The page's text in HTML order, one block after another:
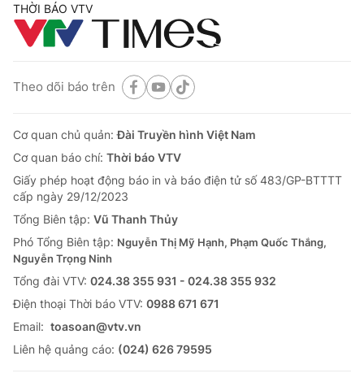
THỜI BÁO VTV
Theo dõi báo trên
Cơ quan chủ quản:Đài Truyền hình Việt Nam
Cơ quan báo chí: Thời báo VTV
Giấy phép hoạt động báo in và báo điện tử số 483/GP-BTTTT
cấp ngày 29/12/2023
Tổng Biên tập: Vũ Thanh Thủy
Phó Tổng Biên tập: Nguyễn Thị Mỹ Hạnh, Phạm Quốc Thắng,
Nguyễn Trọng Ninh
Tổng đài VTV: 024.38 355 931 - 024.38 355 932
Ðiện thoại Thời báo VTV: 0988 671 671
Email: toasoan@vtv.vn
Liên hệ quảng cáo: (024) 626 79595